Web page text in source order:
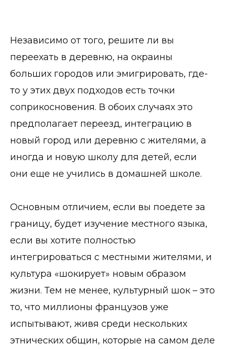
Независимо от того, решите ли вы
переехать в деревню, на окраины
больших городов или эмигрировать, где-
то у этих двух подходов есть точки
соприкосновения. В обоих случаях это
предполагает переезд, интеграцию в
новый город или деревню с жителями, а
иногда и новую школу для детей, если
они еще не учились в домашней школе.
Основным отличием, если вы поедете за
границу, будет изучение местного языка,
если вы хотите полностью
интегрироваться с местными жителями, и
культура «шокирует» новым образом
жизни. Тем не менее, культурный шок – это
то, что миллионы французов уже
испытывают, живя среди нескольких
этнических общин, которые на самом деле